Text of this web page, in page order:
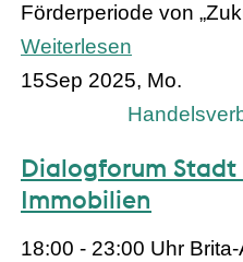
Förderperiode von
Weiterlesen
15Sep 2025, Mo.
Dialogforum
Immobilien
18:00 - 23:00 Uhr